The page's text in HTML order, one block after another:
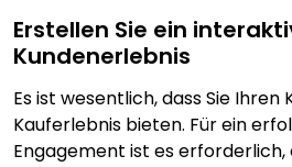
Erstellen Sie ein
Kundenerlebnis
Es ist wesentlich, dass Sie Ihren
Kauferlebnis bieten. Für ein
Engagement ist es